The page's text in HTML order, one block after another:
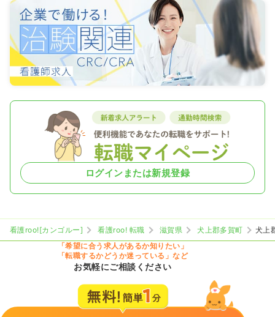
ログインまたは新規登録
看護roo![カンゴルー] 看護roo! 転職 滋賀県 犬上郡多賀町
犬上
「希望に合う求人があるか知りたい」
「転職するかどうか迷っている」など
お気軽にご相談ください